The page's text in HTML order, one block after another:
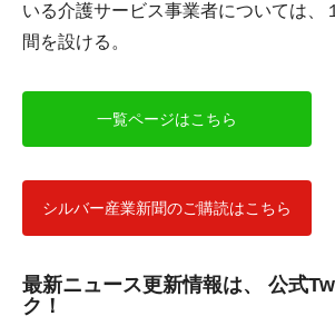
いる介護サービス事業者については、
間を設ける。
一覧ページはこちら
シルバー産業新聞のご購読はこちら
最新ニュース更新情報は、 公式
ク！